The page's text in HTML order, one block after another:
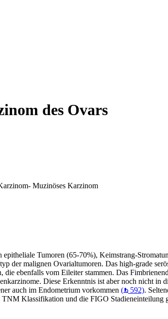
des Ovars
Muzinöses Karzinom
Tumoren (65-70%), Keimstrang-
der malignen Ovarialtumoren. Das high-grade
ebenfalls vom Eileiter stammen. Das
Diese Erkenntnis ist aber noch nicht
auch im Endometrium vorkommen ( 592).
TNM Klassifikation und die FIGO